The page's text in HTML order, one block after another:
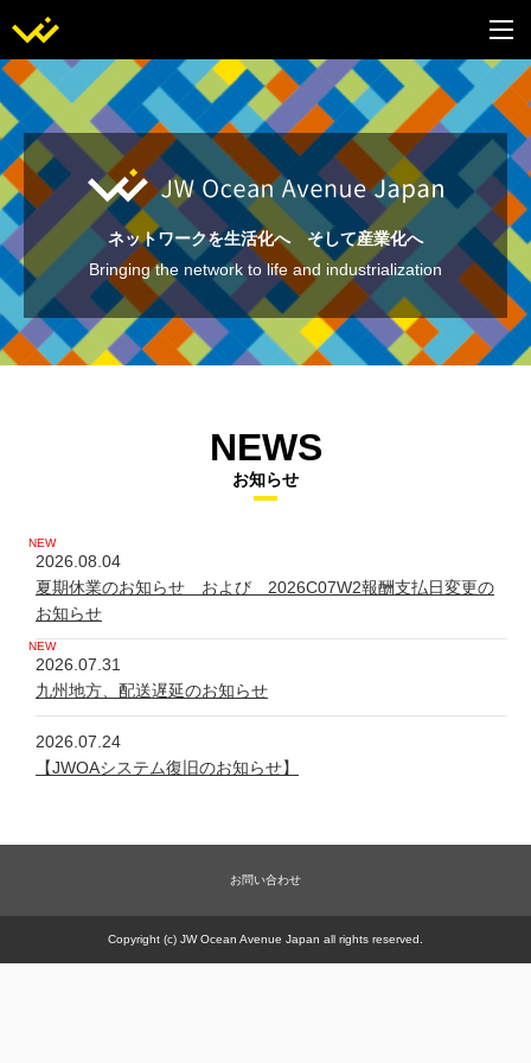
ネットワークを生活化へ そして産業化へ
Bringing the network to life and industrialization
NEWS
お知らせ
2026.08.04
夏期休業のお知らせ および 2026C07W2報酬支払日変更の
お知らせ
2026.07.31
九州地方、配送遅延のお知らせ
2026.07.24
【JWOAシステム復旧のお知らせ】
システム不具合について
新規商品【太古の甕 細胞浴サロン営業権】販売一時休止の件
お問い合わせ
Copyright (c) JW Ocean Avenue Japan all rights reserved.